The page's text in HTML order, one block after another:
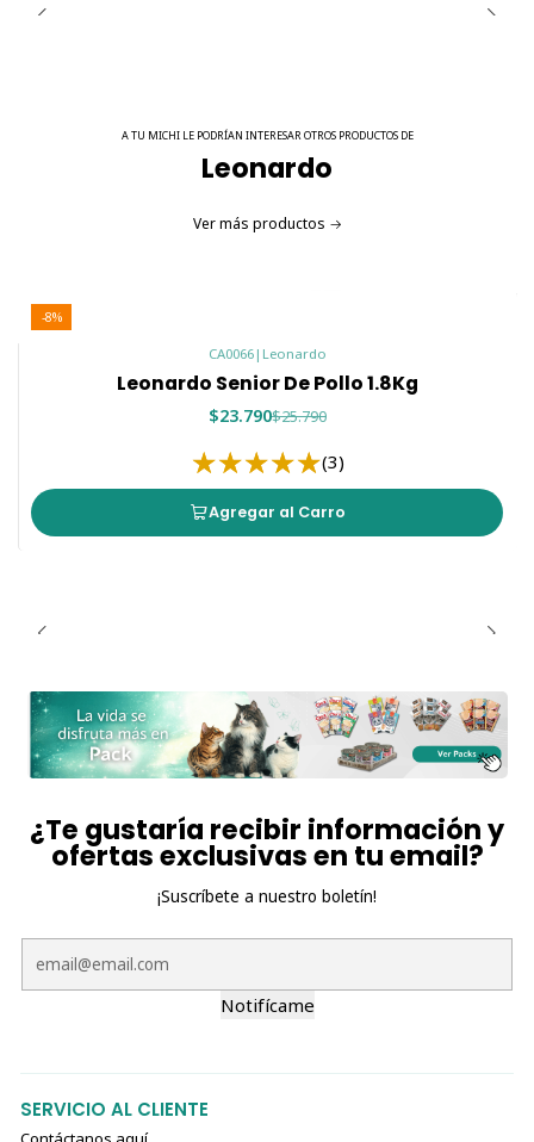
A TU MICHI LE PODRÍAN INTERESAR OTROS PRODUCTOS DE
Leonardo
Ver más productos
-8%
CA0066| Leonardo
Leonardo Senior De Pollo 1.8Kg
$23.790$25.790
(3)
Agregar al Carro
¿Te gustaría recibir información y
ofertas exclusivas en tu email?
¡Suscríbete a nuestro boletín!
Notifícame
SERVICIO AL CLIENTE